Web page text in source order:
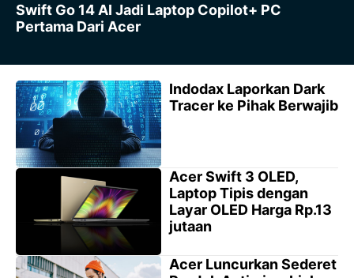
Swift Go 14 AI Jadi Laptop Copilot+ PC
Pertama Dari Acer
Indodax Laporkan Dark
Tracer ke Pihak Berwajib
Acer Swift 3 OLED,
Laptop Tipis dengan
Layar OLED Harga Rp.13
jutaan
Acer Luncurkan Sederet